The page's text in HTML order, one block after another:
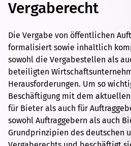
Vergaberecht
Die Vergabe von öffentlichen
formalisiert sowie inhaltlich
sowohl die Vergabestellen als
beteiligten
Herausforderungen. Um so
Beschäftigung mit dem
für Bieter als auch für
sowohl Auftraggebern als auch
Grundprinzipien des deutschen